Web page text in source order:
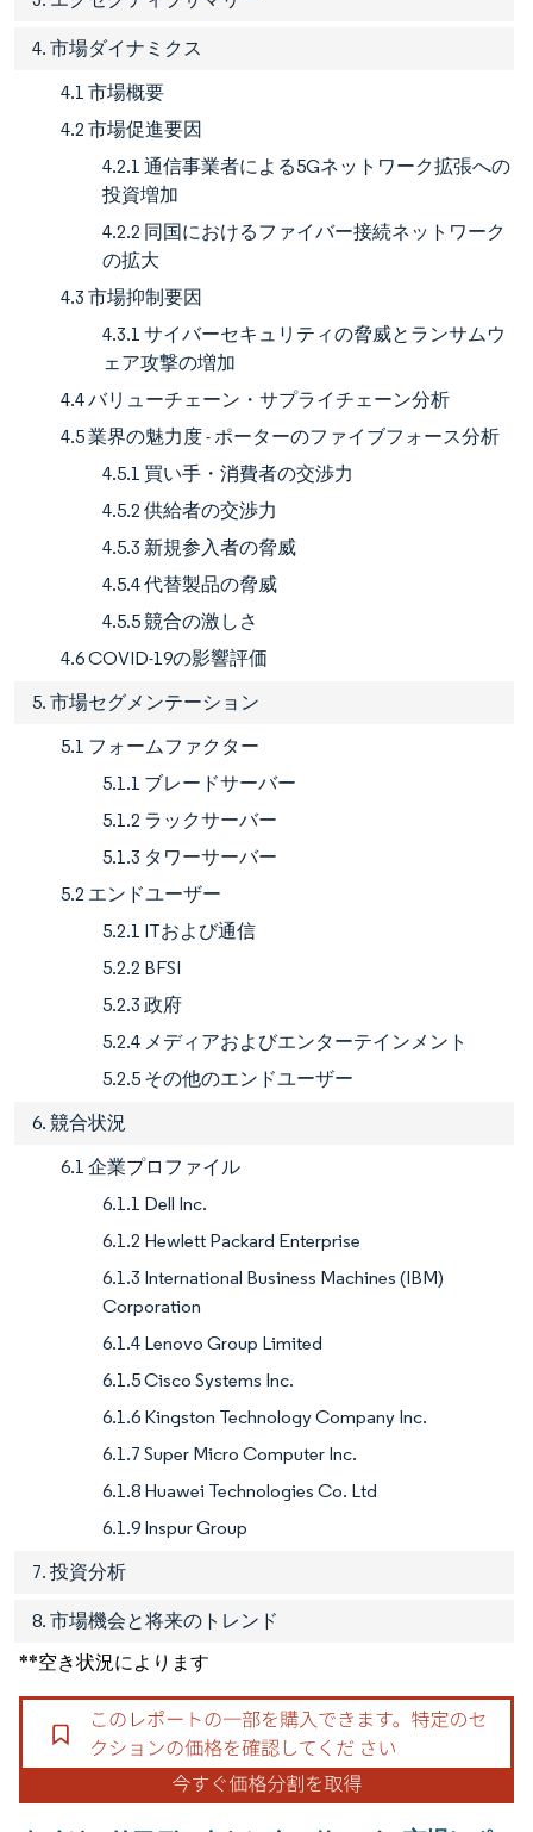
4. 市場ダイナミクス
4.1 市場概要
4.2 市場促進要因
4.2.1 通信事業者による5Gネットワーク拡張への
投資増加
4.2.2 同国におけるファイバー接続ネットワーク
の拡大
4.3 市場抑制要因
4.3.1 サイバーセキュリティの脅威とランサムウ
ェア攻撃の増加
4.4 バリューチェーン・サプライチェーン分析
4.5 業界の魅力度 - ポーターのファイブフォース分析
4.5.1 買い手・消費者の交渉力
4.5.2 供給者の交渉力
4.5.3 新規参入者の脅威
4.5.4 代替製品の脅威
4.5.5 競合の激しさ
4.6 COVID-19の影響評価
5. 市場セグメンテーション
5.1 フォームファクター
5.1.1 ブレードサーバー
5.1.2 ラックサーバー
5.1.3 タワーサーバー
5.2 エンドユーザー
5.2.1 ITおよび通信
5.2.2 BFSI
5.2.3 政府
5.2.4 メディアおよびエンターテインメント
5.2.5 その他のエンドユーザー
6. 競合状況
6.1 企業プロファイル
6.1.1 Dell Inc.
6.1.2 Hewlett Packard Enterprise
6.1.3 International Business Machines (IBM)
Corporation
6.1.4 Lenovo Group Limited
6.1.5 Cisco Systems Inc.
6.1.6 Kingston Technology Company Inc.
6.1.7 Super Micro Computer Inc.
6.1.8 Huawei Technologies Co. Ltd
6.1.9 Inspur Group
7. 投資分析
8. 市場機会と将来のトレンド
**空き状況によります